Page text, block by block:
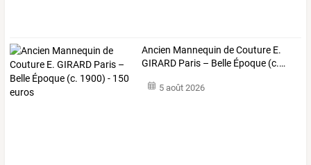
Ancien Mannequin deCouture E.
GIRARD Paris – Belle Époque (c.…
5 août 2026